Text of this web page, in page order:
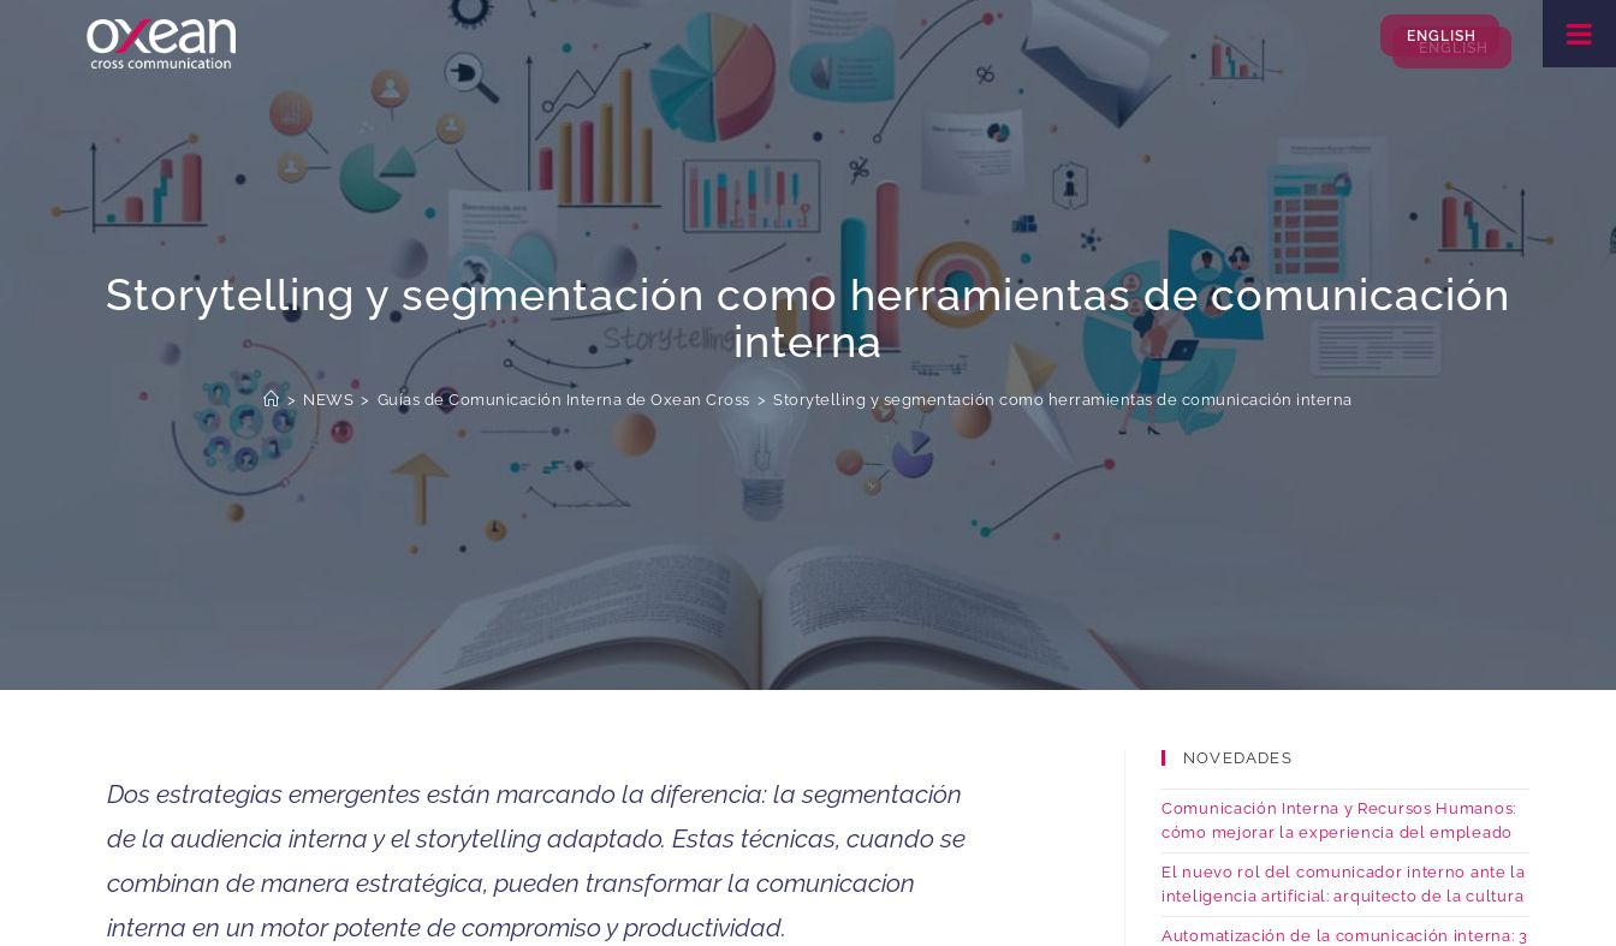
Storytelling y segmentación como herramientas de comunicación
interna
> NEWS > Guías de Comunicación Interna de Oxean Cross > Storytelling y segmentación como herramientas de comunicación interna
Dos estrategias emergentes están marcando la diferencia: la segmentación
de la audiencia interna y el storytelling adaptado. Estas técnicas, cuando se
combinan de manera estratégica, pueden transformar la comunicacion
interna en un motor potente de compromiso y productividad.
NOVEDADES
Comunicación Interna y Recursos Humanos:
cómo mejorar la experiencia del empleado
El nuevo rol del comunicador interno ante la
inteligencia artificial: arquitecto de la cultura
Automatización de la comunicación interna: 3
ENGLISH
ENGLISH